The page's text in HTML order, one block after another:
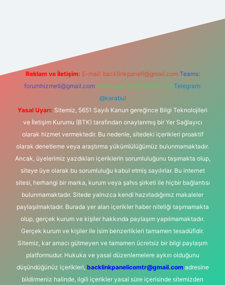
Reklam ve İletişim: E-mail: backlinkpaneli@gmail.com Teams:
forumhizmeti@gmail.com Whatsapp: 0262 606 0 726 Telegram:
@karabul
Yasal Uyarı: Sitemiz, 5651 Sayılı Kanun gereğince Bilgi Teknolojileri
ve İletişim Kurumu (BTK) tarafından onaylanmış bir Yer Sağlayıcı
olarak hizmet vermektedir. Bu nedenle, sitedeki içerikleri proaktif
olarak denetleme veya araştırma yükümlülüğümüz bulunmamaktadır.
Ancak, üyelerimiz yazdıkları içeriklerin sorumluluğunu taşımakta olup,
siteye üye olarak bu sorumluluğu kabul etmiş sayılırlar. Bu internet
sitesi, herhangi bir marka, kurum veya şahıs şirketi ile hiçbir bağlantısı
bulunmamaktadır. Sitede yalnızca kendi hazırladığımız makaleler
paylaşılmaktadır. Burada yer alan içerikler haber niteliği taşımamakta
olup, gerçek kurum ve kişiler hakkında paylaşım yapılmamaktadır.
Gerçek kurum ve kişiler ile isim benzerlikleri tamamen tesadüfidir.
Sitemiz, kar amacı gütmeyen ve tamamen ücretsiz bir bilgi paylaşım
platformudur. Hukuka ve yasal düzenlemelere aykırı olduğunu
düşündüğünüz içerikleri, backlinkpanelicomtr@gmail.comadresine
bildirmeniz halinde, ilgili içerikler yasal süre içerisinde sitemizden